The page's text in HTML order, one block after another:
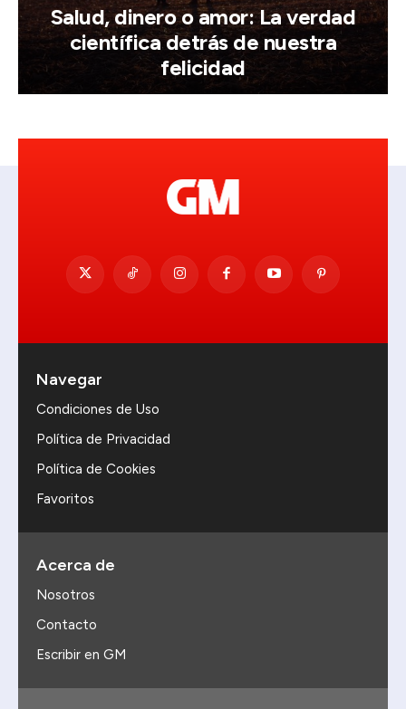
Salud, dinero o amor: La verdad
científica detrás de nuestra
felicidad
Navegar
Condiciones de Uso
Política de Privacidad
Política de Cookies
Favoritos
Acerca de
Nosotros
Contacto
Escribir en GM